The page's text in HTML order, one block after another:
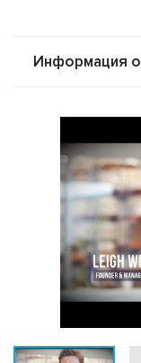
Информация
Отзывы